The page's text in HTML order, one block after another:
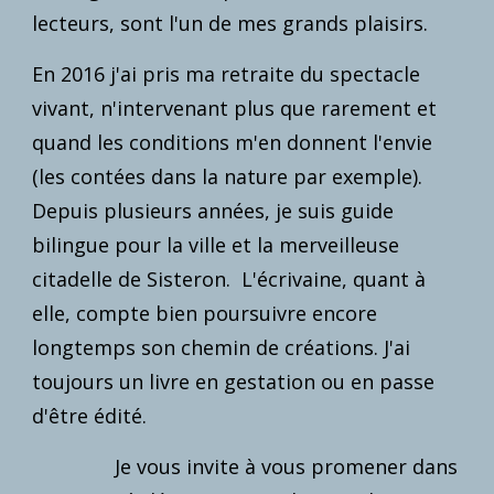
lecteurs, sont l'un de mes grands plaisirs.
En 2016 j'ai pris ma retraite du spectacle
vivant, n'intervenant plus que rarement et
quand les conditions m'en donnent l'envie
(les contées dans la nature par exemple).
Depuis plusieurs années, je suis guide
bilingue pour la ville et la merveilleuse
citadelle de Sisteron.
  L'écrivaine,
quant à
elle, compte bien poursuivre encore
longtemps son chemin de créations. J'ai
toujours un livre en gestation ou en passe
d'être édité.
Je vous invite à